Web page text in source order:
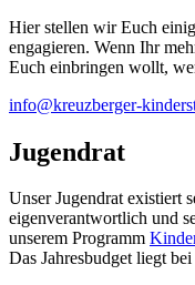
Hier stellen wir Euch
engagieren. Wenn Ihr
Euch einbringen wollt,
info@kreuzberger-
Jugendrat
Unser Jugendrat existiert
eigenverantwortlich und
unserem Programm
Das Jahresbudget liegt